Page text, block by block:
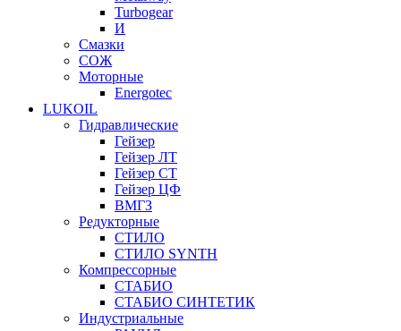
Turbogear
И
Смазки
СОЖ
Моторные
Energotec
LUKOIL
Гидравлические
Гейзер
Гейзер ЛТ
Гейзер СТ
Гейзер ЦФ
ВМГЗ
Редукторные
СТИЛО
СТИЛО SYNTH
Компрессорные
СТАБИО
СТАБИО СИНТЕТИК
Индустриальные